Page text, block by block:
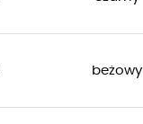
beżowy